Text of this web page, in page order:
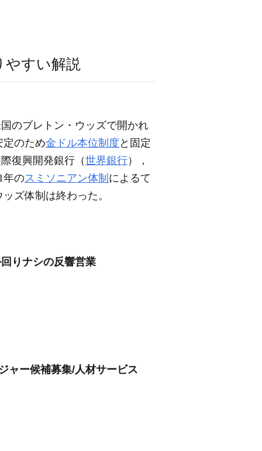
やすい解説
のブレトン・ウッズで開かれ
定のため金ドル本位制度 と固定
復興開発銀行（世界銀行），
年のスミソニアン体制 によるて
ズ体制は終わった。
りナシの反響営業
ャー候補募集/人材サービス